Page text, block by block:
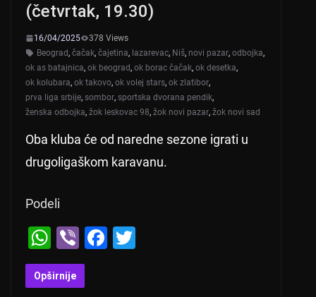
(četvrtak, 19.30)
16/04/2025
378 Views
Beograd, čačak, čajetina, lazarevac, Niš, novi pazar, odbojka,
ok as batajnica, ok beograd, ok borac čačak, ok desetka,
ok kolubara, ok takovo, ok volej stars, ok zlatibor,
prva liga srbije, sombor, sportska dvorana pendik,
ženska odbojka, žok leskovac 98, žok novi pazar, žok novi sad
Oba kluba će od naredne sezone igrati u
drugoligaškom karavanu.
Podeli
W
h
at
Vi
b
er
F
Opširnije